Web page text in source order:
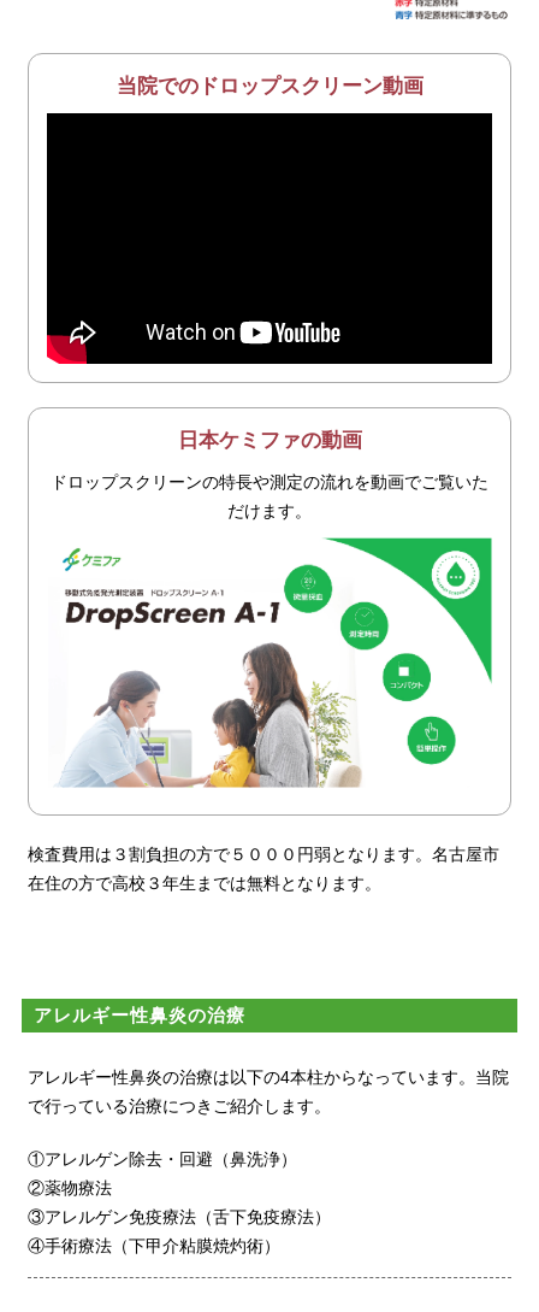
当院でのドロップスクリーン動画
日本ケミファの動画
ドロップスクリーンの特長や測定の流れを動画でご覧いた
だけます。
検査費用は３割負担の方で５０００円弱となります。名古屋市
在住の方で高校３年生までは無料となります。
アレルギー性鼻炎の治療
アレルギー性鼻炎の治療は以下の4本柱からなっています。当院
で行っている治療につきご紹介します。
①アレルゲン除去・回避（鼻洗浄）
②薬物療法
③アレルゲン免疫療法（舌下免疫療法）
④手術療法（下甲介粘膜焼灼術）